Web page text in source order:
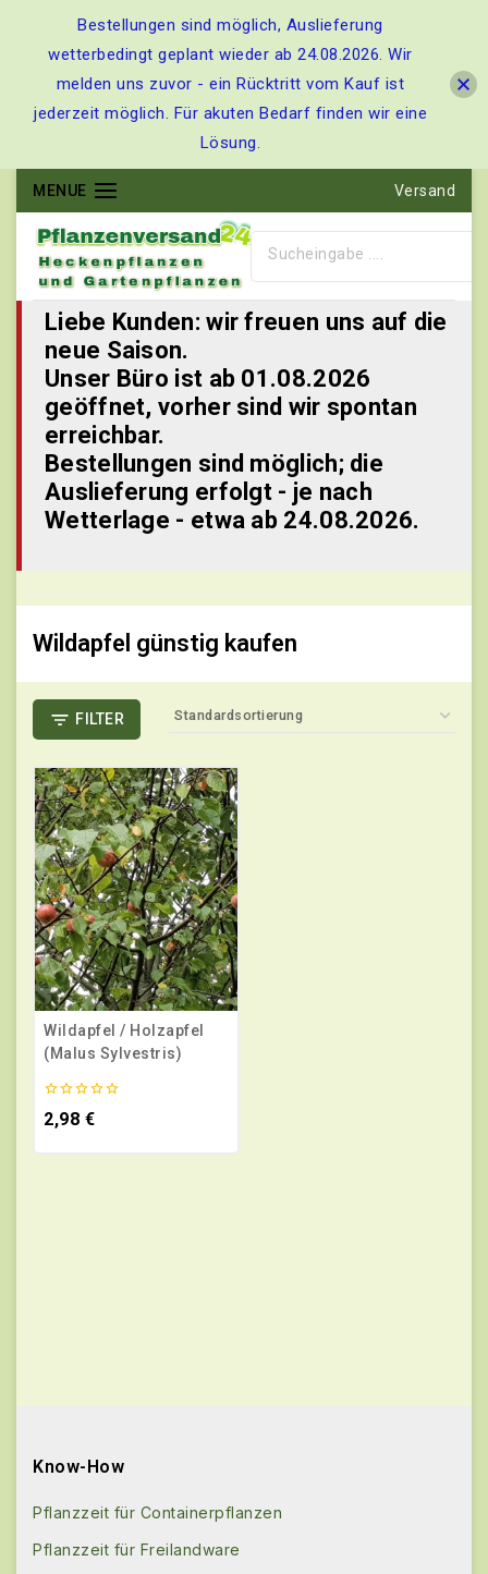
MENUE Versand
Liebe Kunden: wir freuen uns auf die
neue Saison.
Unser Büro ist ab 01.08.2026
geöffnet, vorher sind wir spontan
erreichbar.
Bestellungen sind möglich; die
Auslieferung erfolgt - je nach
Wetterlage - etwa ab 24.08.2026.
Wildapfel günstig kaufen
FILTER
Wildapfel / Holzapfel
(Malus Sylvestris)
0
von
2,98 €
Know-How
Pflanzzeit für Containerpflanzen
Pflanzzeit für Freilandware
Bestellungen sind möglich, Auslieferung
wetterbedingt geplant wieder ab 24.08.2026. Wir
melden uns zuvor - ein Rücktritt vom Kauf ist
jederzeit möglich. Für akuten Bedarf finden wir eine
Lösung.